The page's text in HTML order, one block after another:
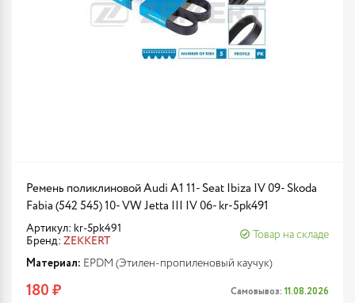
Ремень поликлиновой Audi A1 11- Seat Ibiza IV 09- Skoda
Fabia (542 545) 10- VW Jetta III IV 06- kr-5pk491
Артикул: kr-5pk491
Бренд: ZEKKERT
Товар на складе
Материал: EPDM (Этилен-пропиленовый каучук)
180 ₽ Самовывоз: 11.08.2026